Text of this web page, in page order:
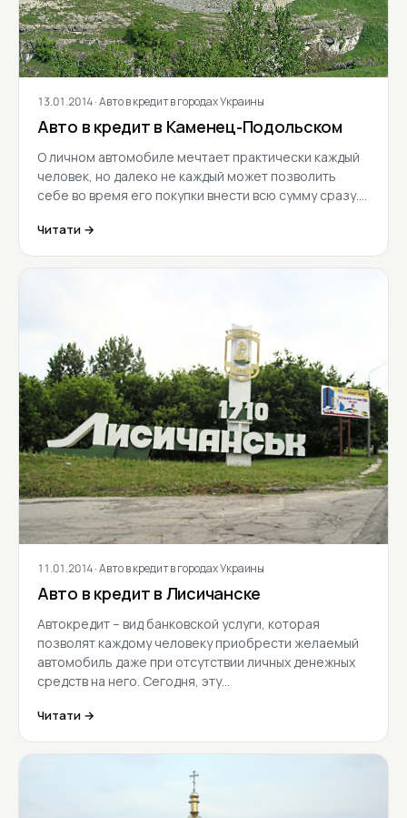
13.01.2014· Авто в кредит в городах Украины
Авто в кредит в Каменец-Подольском
О личном автомобиле мечтает практически каждый
человек, но далеко не каждый может позволить
себе во время его покупки внести всю сумму сразу.…
Читати →
11.01.2014· Авто в кредит в городах Украины
Авто в кредит в Лисичанске
Автокредит – вид банковской услуги, которая
позволят каждому человеку приобрести желаемый
автомобиль даже при отсутствии личных денежных
средств на него. Сегодня, эту…
Читати →